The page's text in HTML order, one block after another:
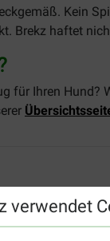
verwendet
Kein
Brekz haftet
für Ihren